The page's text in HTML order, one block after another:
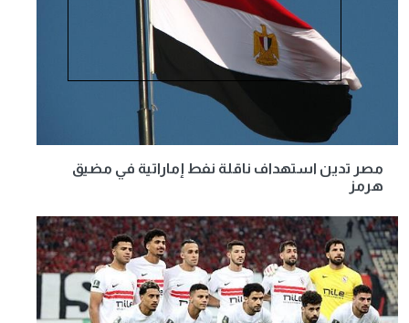
مصر تدين استهداف ناقلة نفط إماراتية في مضيق
هرمز